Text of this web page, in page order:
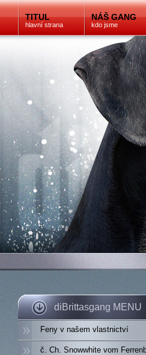
TITUL
hlavní strana
NÁŠ GANG
kdo jsme
diBrittasgang MENU
Feny v našem vlastnictví
č. Ch. Snowwhite vom